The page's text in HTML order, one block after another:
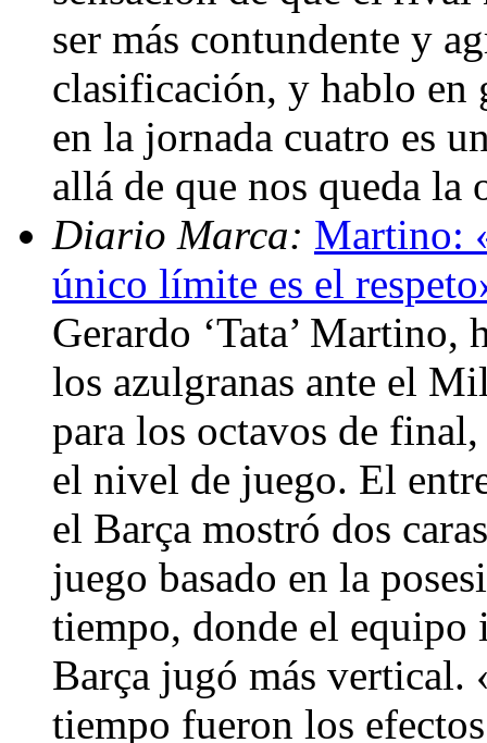
ser más contundente y
clasificación, y hablo en
en la jornada cuatro es
allá de que nos queda
Diario Marca: Martino:
único límite es el
Gerardo ‘Tata’ Martino,
los azulgranas ante el
para los octavos de
el nivel de juego. El
el Barça mostró dos
juego basado en la
tiempo, donde el
Barça jugó más vertical.
tiempo fueron los